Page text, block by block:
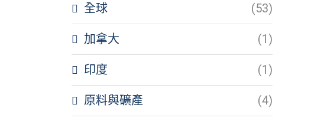
全球 (53)
加拿大 (1)
印度 (1)
原料與礦產 (4)